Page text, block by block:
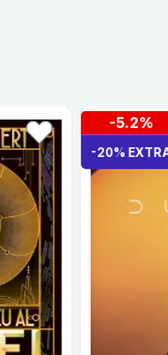
-5.2%
-20%